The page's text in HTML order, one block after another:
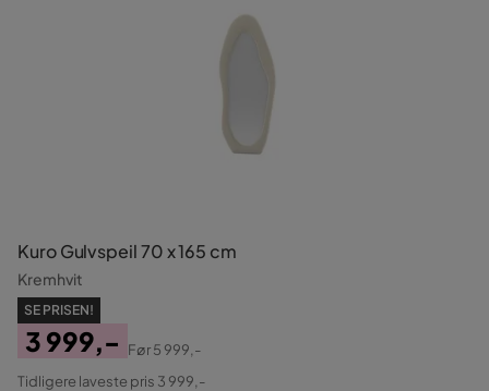
Kuro Gulvspeil 70 x 165 cm
Kremhvit
SE PRISEN!
Pris
3 999,-
Original
Før5 999,-
Tidligere laveste pris 3 999,-